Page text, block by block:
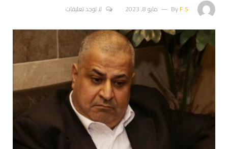
ByF.S مايو 8, 2023 لا توجد تعليقات